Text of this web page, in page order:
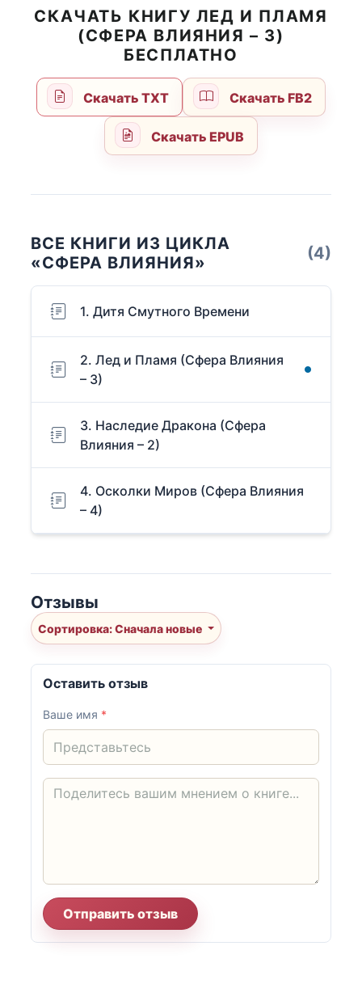
СКАЧАТЬ КНИГУ ЛЕД И ПЛАМЯ
(СФЕРА ВЛИЯНИЯ – 3)
БЕСПЛАТНО
Скачать TXT Скачать FB2
Скачать EPUB
ВСЕ КНИГИ ИЗ ЦИКЛА
«СФЕРА ВЛИЯНИЯ»
(4)
1. Дитя Смутного Времени
2. Лед и Пламя (Сфера Влияния
– 3)
3. Наследие Дракона (Сфера
Влияния – 2)
4. Осколки Миров (Сфера Влияния
– 4)
Отзывы
Сортировка: Сначала новые
Оставить отзыв
Ваше имя *
Отправить отзыв